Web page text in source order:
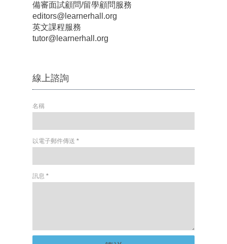
備審面試顧問/留學顧問服務
editors@learnerhall.org
英文課程服務
tutor@learnerhall.org
線上諮詢
名稱
以電子郵件傳送 *
訊息 *